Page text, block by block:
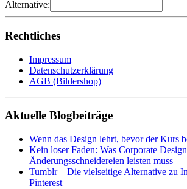
Alternative:
Rechtliches
Impressum
Datenschutzerklärung
AGB (Bildershop)
Aktuelle Blogbeiträge
Wenn das Design lehrt, bevor der Kurs
Kein loser Faden: Was Corporate
Änderungsschneidereien leisten muss
Tumblr – Die vielseitige Alternative zu
Pinterest